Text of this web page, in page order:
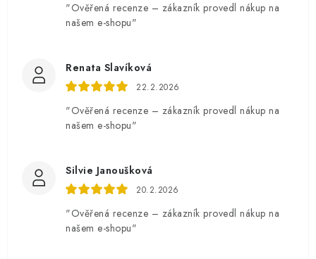
"Ověřená recenze – zákazník provedl nákup na
našem e-shopu"
Renata Slavíková
22.2.2026
"Ověřená recenze – zákazník provedl nákup na
našem e-shopu"
Silvie Janoušková
20.2.2026
"Ověřená recenze – zákazník provedl nákup na
našem e-shopu"